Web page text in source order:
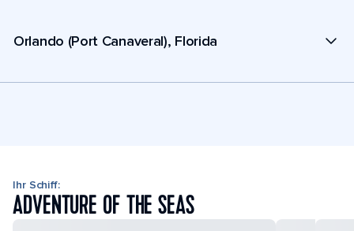
Orlando (Port Canaveral), Florida
Ihr Schiff:
ADVENTURE OF THE SEAS